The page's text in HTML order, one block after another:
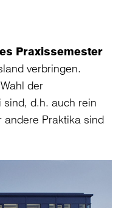
Praxissemester
verbringen.
der
sind, d.h. auch rein
andere Praktika sind